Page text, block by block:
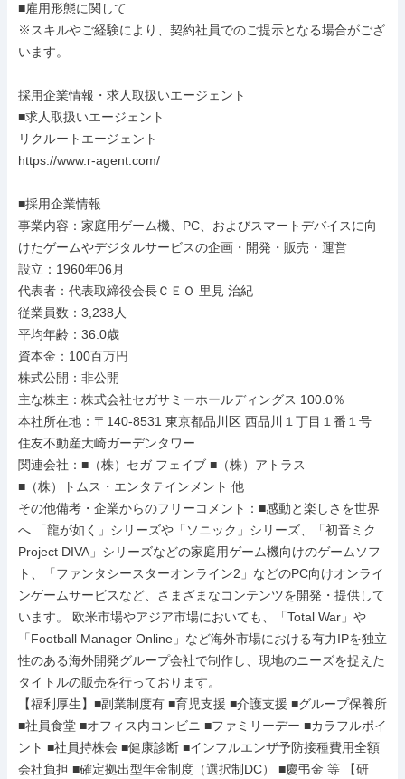
■雇用形態に関して
※スキルやご経験により、契約社員でのご提示となる場合がござ
います。
採用企業情報・求人取扱いエージェント
■求人取扱いエージェント
リクルートエージェント
https://www.r-agent.com/
■採用企業情報
事業内容：家庭用ゲーム機、PC、およびスマートデバイスに向
けたゲームやデジタルサービスの企画・開発・販売・運営
設立：1960年06月
代表者：代表取締役会長ＣＥＯ 里見 治紀
従業員数：3,238人
平均年齢：36.0歳
資本金：100百万円
株式公開：非公開
主な株主：株式会社セガサミーホールディングス 100.0％
本社所在地：〒140-8531 東京都品川区 西品川１丁目１番１号
住友不動産大崎ガーデンタワー
関連会社：■（株）セガ フェイブ ■（株）アトラス
■（株）トムス・エンタテインメント 他
その他備考・企業からのフリーコメント：■感動と楽しさを世界
へ 「龍が如く」シリーズや「ソニック」シリーズ、「初音ミク
Project DIVA」シリーズなどの家庭用ゲーム機向けのゲームソフ
ト、「ファンタシースターオンライン2」などのPC向けオンライ
ンゲームサービスなど、さまざまなコンテンツを開発・提供して
います。 欧米市場やアジア市場においても、「Total War」や
「Football Manager Online」など海外市場における有力IPを独立
性のある海外開発グループ会社で制作し、現地のニーズを捉えた
タイトルの販売を行っております。
【福利厚生】■副業制度有 ■育児支援 ■介護支援 ■グループ保養所
■社員食堂 ■オフィス内コンビニ ■ファミリーデー ■カラフルポイ
ント ■社員持株会 ■健康診断 ■インフルエンザ予防接種費用全額
会社負担 ■確定拠出型年金制度（選択制DC） ■慶弔金 等 【研